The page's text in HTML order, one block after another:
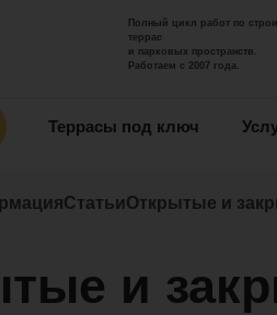
Полный цикл работ по
террас
и парковых пространств.
Работаем с 2007 года.
Террасы под ключ
СтатьиОткрытые и
и